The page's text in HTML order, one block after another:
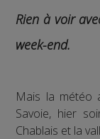
Rien à voir
week-end.
Mais la météo
Savoie, hier
Chablais et la